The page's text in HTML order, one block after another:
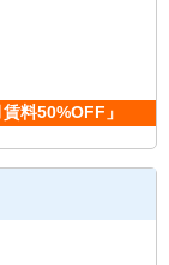
料50%OFF」